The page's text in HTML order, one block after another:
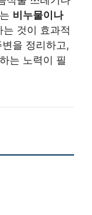
비누물이나
것이 효과적
을 정리하고,
는 노력이 필